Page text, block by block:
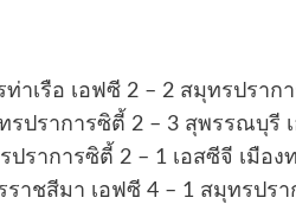
าเรือ เอฟซี 2 – 2 สมุทรปราก
รปราการซิตี้ 2 – 3 สุพรรณบุรี
ราการซิตี้ 2 – 1 เอสซีจี เมือง
ราชสีมา เอฟซี 4 – 1 สมุทรปร